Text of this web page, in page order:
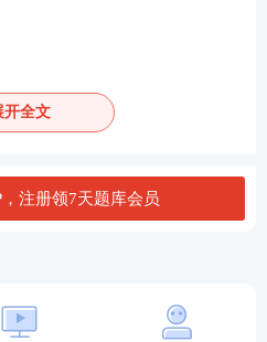
程师资格证书；
业职业资格证书的人员，
源社会保障部门统一印制
开全文
注册领7天题库会员